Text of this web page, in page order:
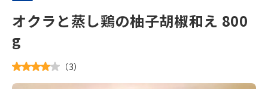
オクラと蒸し鶏の柚子胡椒和え 800
g
（3）